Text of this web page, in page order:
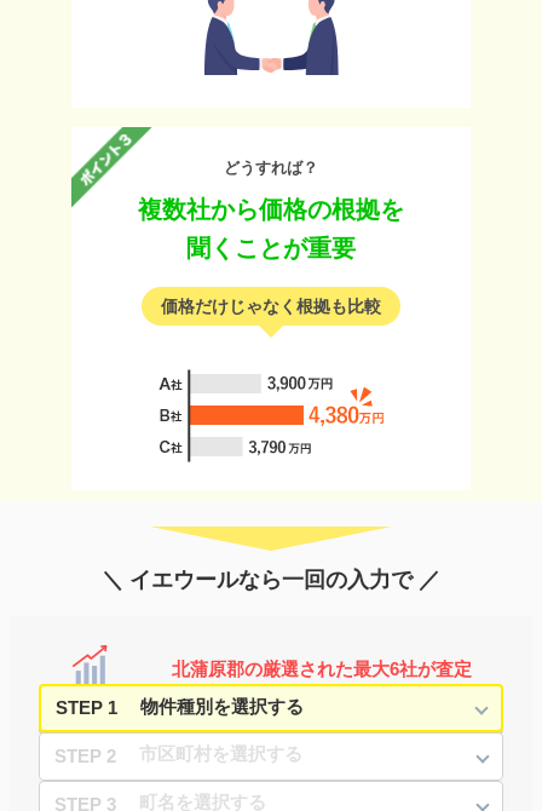
どうすれば？
複数社から価格の根拠を
聞くことが重要
価格だけじゃなく根拠も比較
＼ イエウールなら一回の入力で ／
北蒲原郡の厳選された最大6社が査定
STEP 1
STEP 2
STEP 3